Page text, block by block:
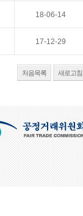
18-06-14
17-12-29
처음목록 새로고침